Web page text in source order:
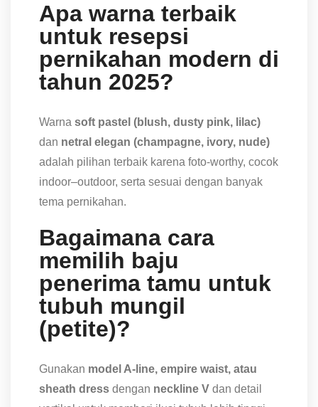
Apa warna terbaik
untuk resepsi
pernikahan modern di
tahun 2025?
Warna soft pastel (blush, dusty pink, lilac)
dan netral elegan (champagne, ivory, nude)
adalah pilihan terbaik karena foto-worthy, cocok
indoor–outdoor, serta sesuai dengan banyak
tema pernikahan.
Bagaimana cara
memilih baju
penerima tamu untuk
tubuh mungil
(petite)?
Gunakan model A-line, empire waist, atau
sheath dress dengan neckline V dan detail